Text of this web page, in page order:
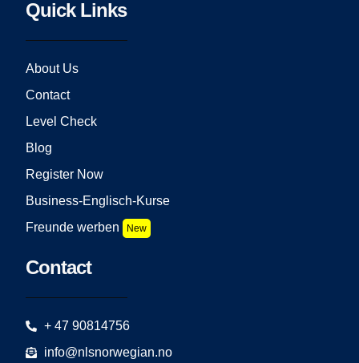
Quick Links
About Us
Contact
Level Check
Blog
Register Now
Business-Englisch-Kurse
Freunde werben
New
Contact
+ 47 90814756
info@nlsnorwegian.no